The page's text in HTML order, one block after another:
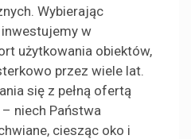
Wybierając
inwestujemy w
użytkowania obiektów,
przez wiele lat.
się z pełną ofertą
niech Państwa
ciesząc oko i